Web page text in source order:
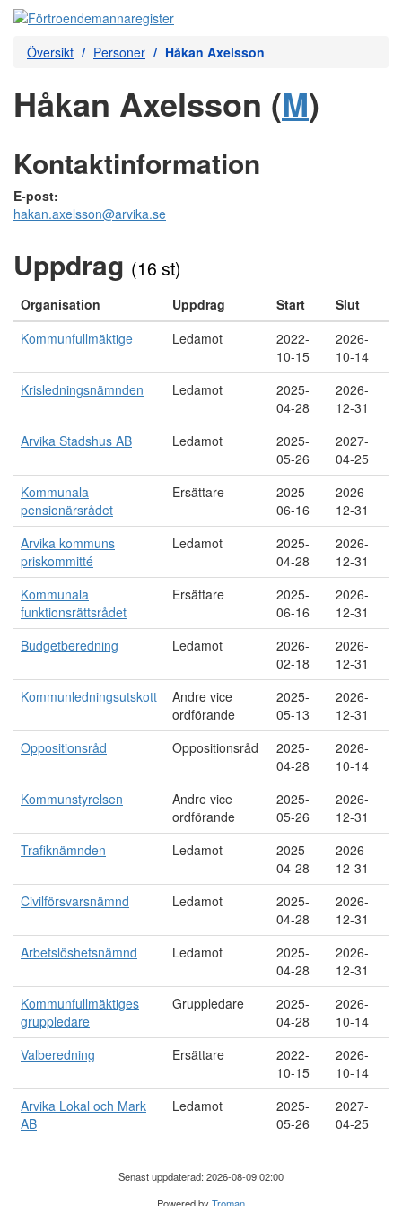
Översikt Personer Håkan Axelsson
Håkan Axelsson (M)
Kontaktinformation
E-post:
hakan.axelsson@arvika.se
Uppdrag (16 st)
Organisation Uppdrag Start
Slut
Kommunfullmäktige
Ledamot
2022-
10-15
2026-
10-14
Krisledningsnämnden
Ledamot
2025-
04-28
2026-
12-31
Arvika Stadshus AB
Ledamot
2025-
05-26
2027-
04-25
Kommunala
pensionärsrådet
Ersättare
2025-
06-16
2026-
12-31
Arvika kommuns
priskommitté
Ledamot
2025-
04-28
2026-
12-31
Kommunala
funktionsrättsrådet
Ersättare
2025-
06-16
2026-
12-31
Budgetberedning
Ledamot
2026-
02-18
2026-
12-31
Kommunledningsutskott
Andre vice
ordförande
2025-
05-13
2026-
12-31
Oppositionsråd
Oppositionsråd
2025-
04-28
2026-
10-14
Kommunstyrelsen
Andre vice
ordförande
2025-
05-26
2026-
12-31
Trafiknämnden
Ledamot
2025-
04-28
2026-
12-31
Civilförsvarsnämnd
Ledamot
2025-
04-28
2026-
12-31
Arbetslöshetsnämnd
Ledamot
2025-
04-28
2026-
12-31
Kommunfullmäktiges
gruppledare
Gruppledare
2025-
04-28
2026-
10-14
Valberedning
Ersättare
2022-
10-15
2026-
10-14
Arvika Lokal och Mark
AB
Ledamot
2025-
05-26
2027-
04-25
Senast uppdaterad: 2026-08-09 02:00